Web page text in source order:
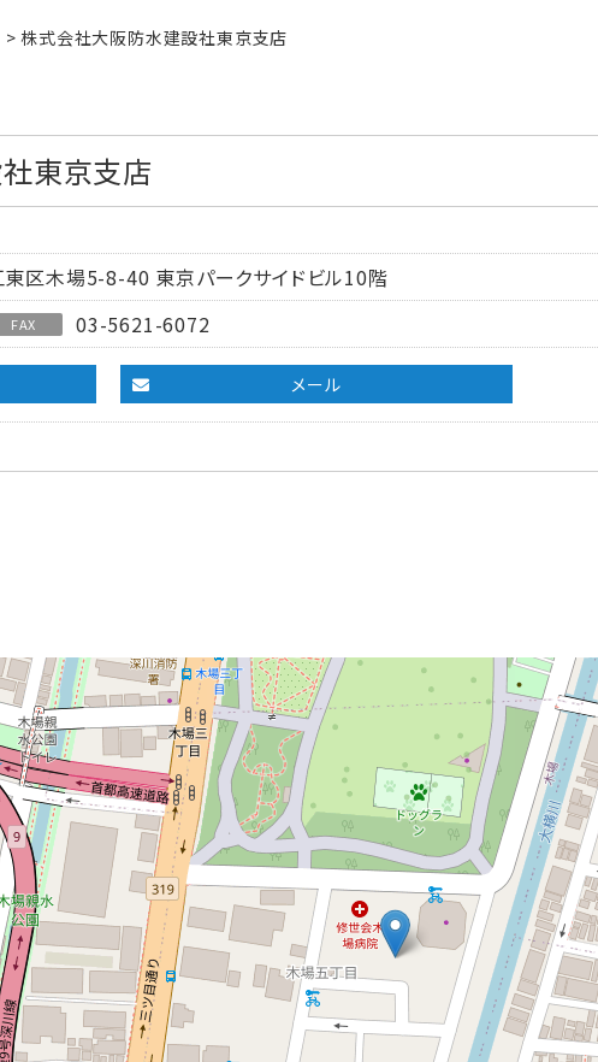
>株式会社大阪防水建設社東京支店
東京支店
区木場5-8-40 東京パークサイドビル10階
FAX 03-5621-6072
メール